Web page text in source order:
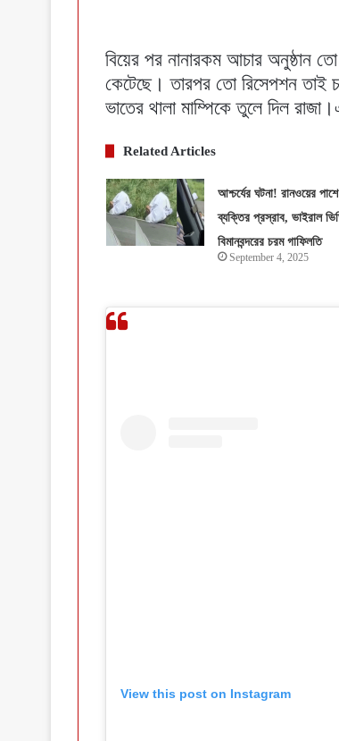
বিয়ের পর নানারকম আচার অনুষ্ঠান
কেটেছে। তারপর তো রিসেপশন তাই
ভাতের থালা মাম্পিকে তুলে দিল
Related Articles
আশ্চর্যের ঘটনা! রানওয়ের
ব্যক্তির প্রস্রাব, ভাইরাল
বিমানবন্দরের চরম গাফিলতি
September 4, 2025
View this post on Instagram